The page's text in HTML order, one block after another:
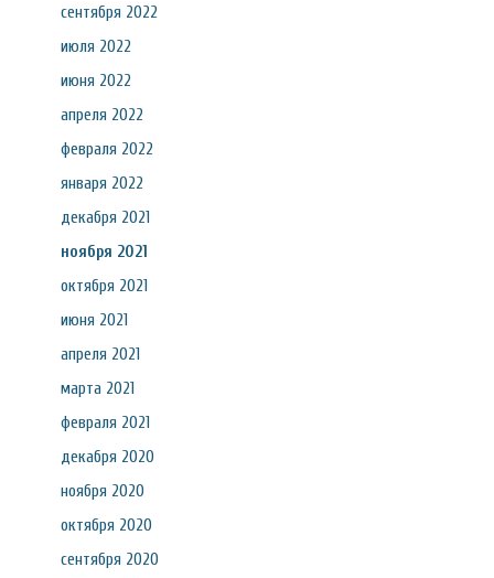
сентября 2022
июля 2022
июня 2022
апреля 2022
февраля 2022
января 2022
декабря 2021
ноября 2021
октября 2021
июня 2021
апреля 2021
марта 2021
февраля 2021
декабря 2020
ноября 2020
октября 2020
сентября 2020